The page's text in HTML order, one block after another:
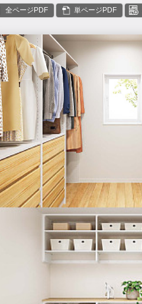
全ページPDF 単ページPDF